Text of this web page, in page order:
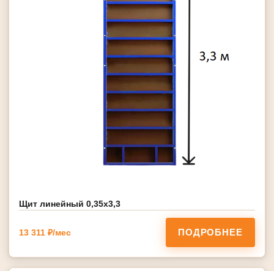
Щит линейный 0,35х3,3
13 311 ₽/мес ПОДРОБНЕЕ